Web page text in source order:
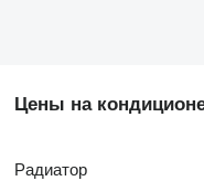
Цены на
Радиатор